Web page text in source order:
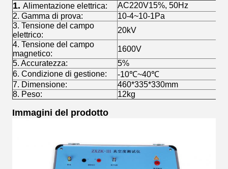
1. Alimentazione elettrica:
AC220V15%, 50Hz
2. Gamma di prova:
10-4~10-1Pa
3. Tensione del campo
elettrico:
20kV
4. Tensione del campo
magnetico:
1600V
5. Accuratezza:
5%
6. Condizione di gestione:
-10℃~40℃
7. Dimensione:
460*335*330mm
8. Peso:
12kg
Immagini del prodotto